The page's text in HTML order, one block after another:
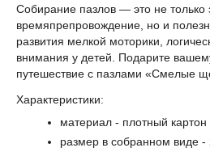
Собирание пазлов — это не только
времяпрепровождение, но и
развития мелкой моторики,
внимания у детей. Подарите
путешествие с пазлами «Смелые
Характеристики:
материал - плотный картон
размер в собранном виде